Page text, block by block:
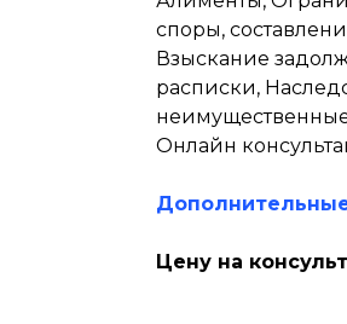
споры,
Взыскание
расписки,
Онлайн
Цену на